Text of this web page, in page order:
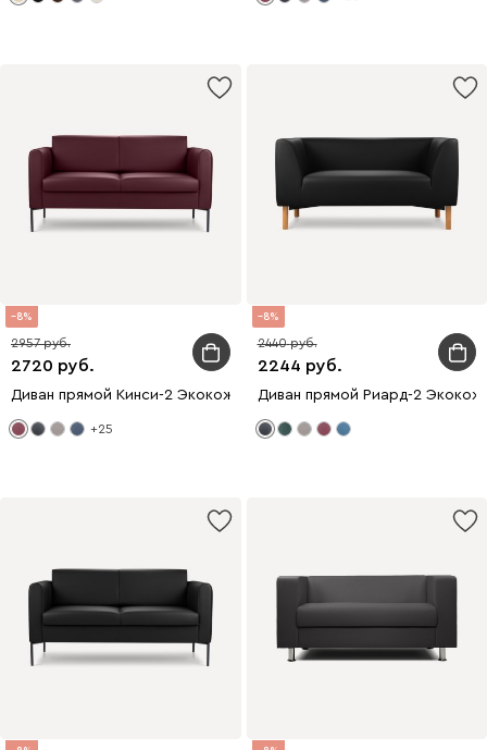
8
2720
2957
Диван прямой Кинси-2 Экокожа Бордовый
+25
8
2244
2440
Диван прямой Риард-2